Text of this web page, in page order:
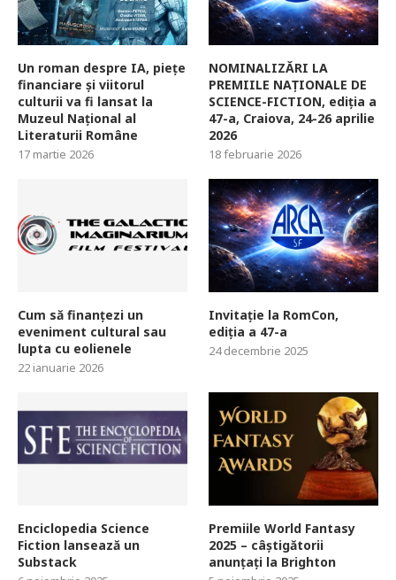
Un roman despre IA, piețe
financiare și viitorul
culturii va fi lansat la
Muzeul Național al
Literaturii Române
17 martie 2026
NOMINALIZĂRI LA
PREMIILE NAȚIONALE DE
SCIENCE-FICTION, ediția a
47-a, Craiova, 24-26 aprilie
2026
18 februarie 2026
Cum să finanțezi un
eveniment cultural sau
lupta cu eolienele
22 ianuarie 2026
Invitație la RomCon,
ediția a 47-a
24 decembrie 2025
Enciclopedia Science
Fiction lansează un
Substack
Premiile World Fantasy
2025 – câștigătorii
anunțați la Brighton